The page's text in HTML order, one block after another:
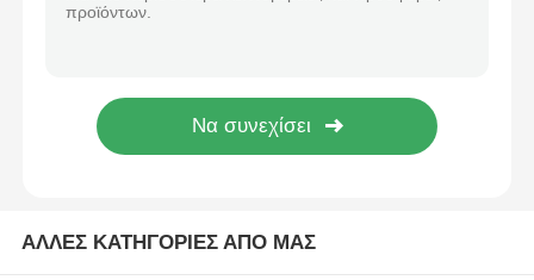
ΑΛΛΕΣ ΚΑΤΗΓΟΡΙΕΣ ΑΠΟ ΜΑΣ